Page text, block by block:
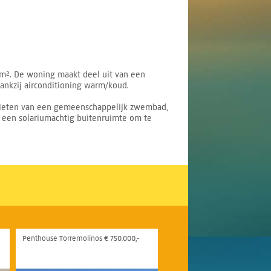
De woning maakt deel uit van een
airconditioning warm/koud.
van een gemeenschappelijk zwembad,
solariumachtig buitenruimte om te
Penthouse Torremolinos € 750.000,-